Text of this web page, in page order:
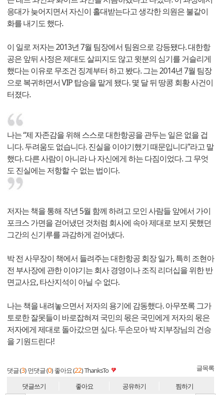
응대가 늦어지면서 자신이 홀대받는다고 생각한 의원은 불같이
화를 내기도 했다.
이 일로 저자는 2013년 7월 팀장에서 팀원으로 강등됐다. 대한항
공은 앞뒤 사정은 제대도 살피지도 않고 윗분의 심기를 거슬리게
했다는 이유로 무조건 징계부터 하고 봤다. 그는 2014년 7월 팀장
으로 복귀하면서 VIP 탑승을 맡게 됐다. 몇 달 뒤 땅콩 회황 사건이
터졌다.
나는 “제 자존감을 위해 스스로 대한항공을 관두는 일은 없을 겁
니다. 두려움도 없습니다. 진실을 이야기했기 때문입니다”라고 말
했다. 다른 사람이 아니라 나 자신에게 하는 다짐이었다. 그 무엇
도 진실에는 저항할 수 없는 법이다.
저자는 책을 통해 작년 5월 함께 하려고 모인 사람들 앞에서 가이
포크스 가면을 걷어냈던 것처럼 회사에 속아 제대로 보지 못했던
그간의 신기루를 과감하게 걷어냈다.
박 전 사무장이 책에서 들려주는 대한항공 회장 일가, 특히 조현아
전 부사장에 관한 이야기는 회사 경영이나 조직 리더십을 위한 반
면교사요, 타산지석이 아닐 수 없다.
나는 책을 내려놓으면서 저자의 용기에 감동했다. 아무쪼록 그가
토로한 잘못들이 바로잡혀져 국민의 몫은 국민에게 저자의 몫은
저자에게 제대로 돌아갔으면 싶다. 두손모아 박 지부장님의 건승
을 기원드린다!
댓글 (3) 먼댓글 (0) 좋아요 (22)ThanksTo 글목록
댓글쓰기 좋아요 공유하기 찜하기